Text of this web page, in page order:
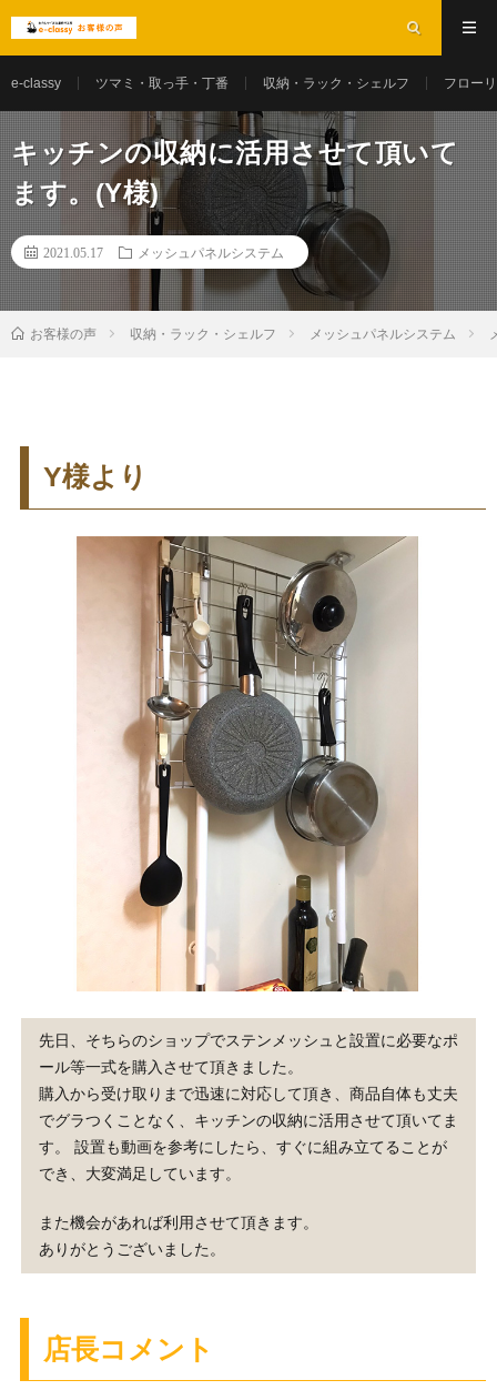
e-classy ツマミ・取っ手・丁番 収納・ラック・シェルフ フロー
キッチンの収納に活用させて頂いて
ます。(Y様)
2021.05.17 メッシュパネルシステム
お客様の声 収納・ラック・シェルフ メッシュパネルシステム
Y様より
先日、そちらのショップでステンメッシュと設置に必要なポ
ール等一式を購入させて頂きました。
購入から受け取りまで迅速に対応して頂き、商品自体も丈夫
でグラつくことなく、キッチンの収納に活用させて頂いてま
す。 設置も動画を参考にしたら、すぐに組み立てることが
でき、大変満足しています。
また機会があれば利用させて頂きます。
ありがとうございました。
店長コメント